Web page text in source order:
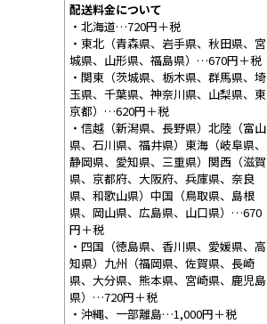
配送料金について
・北海道…720円＋税
・東北（青森県、岩手県、秋田県、宮
城県、山形県、福島県）…670円＋税
・関東（茨城県、栃木県、群馬県、埼
玉県、千葉県、神奈川県、山梨県、東
京都）…620円＋税
・信越（新潟県、長野県）北陸（富山
県、石川県、福井県）東海（岐阜県、
静岡県、愛知県、三重県）関西（滋賀
県、京都府、大阪府、兵庫県、奈良
県、和歌山県）中国（鳥取県、島根
県、岡山県、広島県、山口県）…670
円＋税
・四国（徳島県、香川県、愛媛県、高
知県）九州（福岡県、佐賀県、長崎
県、大分県、熊本県、宮崎県、鹿児島
県）…720円＋税
・沖縄、一部離島…1,000円＋税